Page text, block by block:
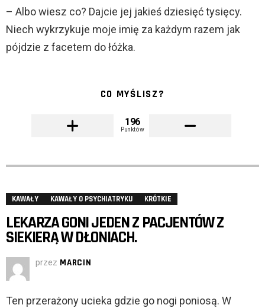
– Albo wiesz co? Dajcie jej jakieś dziesięć tysięcy.
Niech wykrzykuje moje imię za każdym razem jak
pójdzie z facetem do łóżka.
CO MYŚLISZ?
196
Punktów
KAWAŁY KAWAŁY O PSYCHIATRYKU KRÓTKIE
LEKARZA GONI JEDEN Z PACJENTÓW Z
SIEKIERĄ W DŁONIACH.
przez MARCIN
Ten przerażony ucieka gdzie go nogi poniosą. W